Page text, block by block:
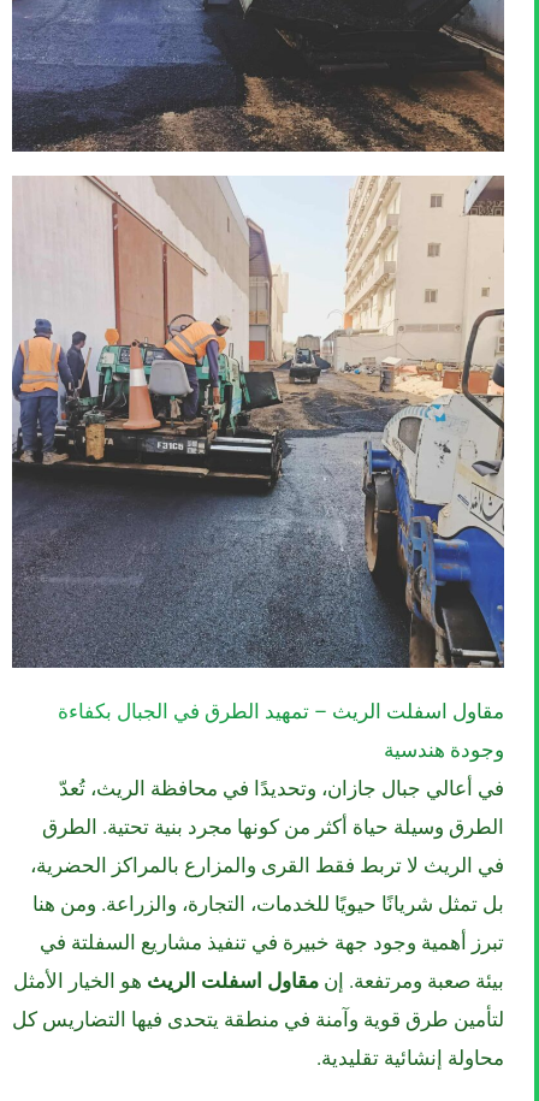
مقاول اسفلت الريث – تمهيد الطرق في الجبال بكفاءة
وجودة هندسية
في أعالي جبال جازان، وتحديدًا في محافظة الريث، تُعدّ
الطرق وسيلة حياة أكثر من كونها مجرد بنية تحتية. الطرق
في الريث لا تربط فقط القرى والمزارع بالمراكز الحضرية،
بل تمثل شريانًا حيويًا للخدمات، التجارة، والزراعة. ومن هنا
تبرز أهمية وجود جهة خبيرة في تنفيذ مشاريع السفلتة في
بيئة صعبة ومرتفعة. إن مقاول اسفلت الريث هو الخيار الأمثل
لتأمين طرق قوية وآمنة في منطقة يتحدى فيها التضاريس كل
محاولة إنشائية تقليدية.